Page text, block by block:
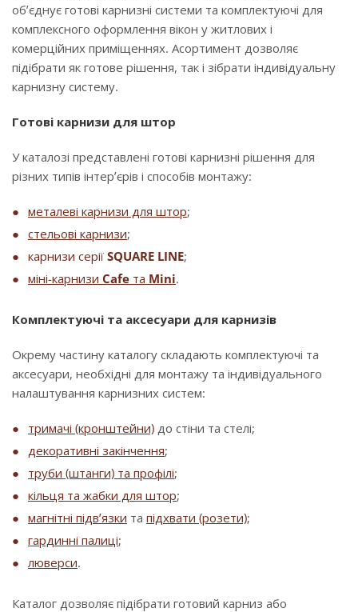
об’єднує готові карнизні системи та комплектуючі для
комплексного оформлення вікон у житлових і
комерційних приміщеннях. Асортимент дозволяє
підібрати як готове рішення, так і зібрати індивідуальну
карнизну систему.
Готові карнизи для штор
У каталозі представлені готові карнизні рішення для
різних типів інтер’єрів і способів монтажу:
металеві карнизи для штор;
стельові карнизи;
карнизи серії SQUARE LINE;
міні-карнизи Cafe та Mini.
Комплектуючі та аксесуари для карнизів
Окрему частину каталогу складають комплектуючі та
аксесуари, необхідні для монтажу та індивідуального
налаштування карнизних систем:
тримачі (кронштейни) до стіни та стелі;
декоративні закінчення;
труби (штанги) та профілі;
кільця та жабки для штор;
магнітні підв’язки та підхвати (розети);
гардинні палиці;
люверси.
Каталог дозволяє підібрати готовий карниз або